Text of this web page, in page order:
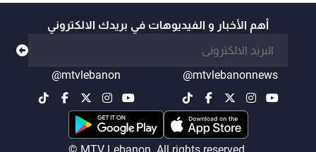
أهم الأخبار و الفيديوهات في بريدك الالكتروني
@mtvlebanonnews
@mtvlebanon